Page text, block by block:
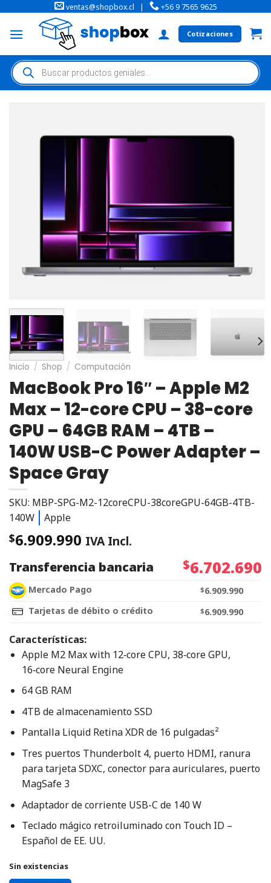
ventas@shopbox.cl | +56 9 7565 9625
Cotizaciones
Inicio / Shop / Computación
MacBook Pro 16″ – Apple M2
Max – 12-core CPU – 38-core
GPU – 64GB RAM – 4TB –
140W USB-C Power Adapter –
Space Gray
SKU: MBP-SPG-M2-12coreCPU-38coreGPU-64GB-4TB-
140W
Apple
$6.909.990 IVA Incl.
Transferencia bancaria
$6.702.690
Mercado Pago $6.909.990
Tarjetas de débito o crédito
$6.909.990
Características:
Apple M2 Max with 12‑core CPU, 38‑core GPU,
16‑core Neural Engine
64 GB RAM
4TB de almacenamiento SSD
Pantalla Liquid Retina XDR de 16 pulgadas²
Tres puertos Thunderbolt 4, puerto HDMI, ranura
para tarjeta SDXC, conector para auriculares, puerto
MagSafe 3
Adaptador de corriente USB-C de 140 W
Teclado mágico retroiluminado con Touch ID –
Español de EE. UU.
Sin existencias